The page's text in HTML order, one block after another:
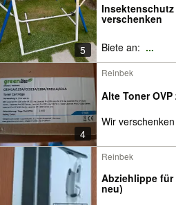
5
Insektenschutz
verschenken
Biete an: ...
4
Reinbek
Alte Toner
Wir
Reinbek
Abziehlippe für
neu)